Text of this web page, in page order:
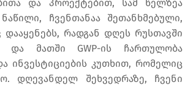
და პროექტებით, სამ წელზეა
ჩვენთანაა შეთანხმებული,
რადგან დღეს რუსთავში
და მათში GWP-ის ჩართულობა
ინვესტიციების კუთხით, რომელიც
დღევანდელ შეხვედრაზე, ჩვენი